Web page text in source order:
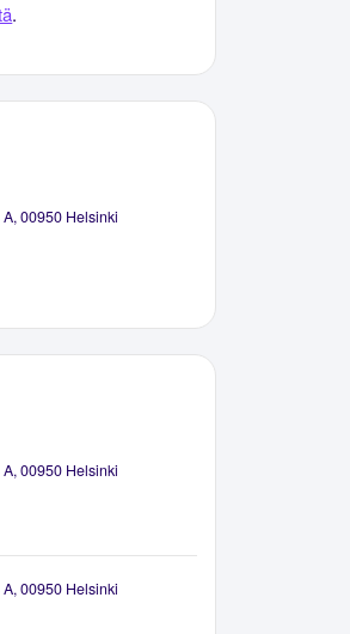
.
00950 Helsinki
00950 Helsinki
00950 Helsinki